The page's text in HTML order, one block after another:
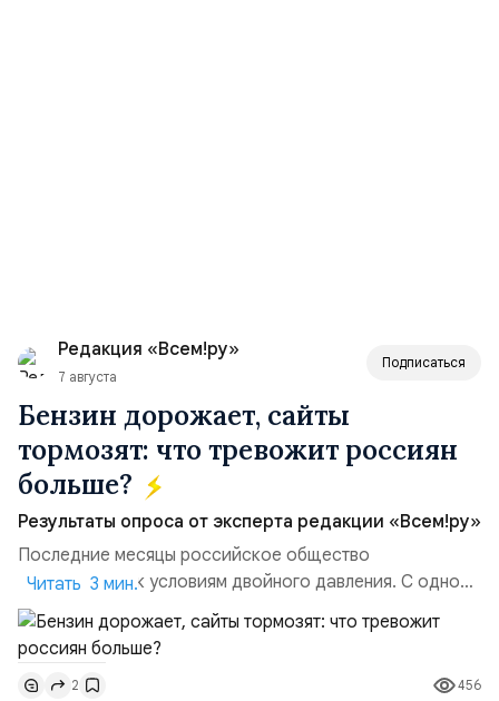
Редакция «Всем!ру»
7 августа
Подписаться
Бензин дорожает, сайты
тормозят: что тревожит россиян
больше?
Результаты опроса от эксперта редакции «Всем!ру»
Последние месяцы российское общество
адаптируется к условиям двойного давления. С одной
стороны, происходит рост цен на товары первой
необходимости, инфляция и локальные сбои в
поставках бензина. А с другой – технологическая
турбулентность: перебои в работе интернета,
Читать 3 мин.
2 456